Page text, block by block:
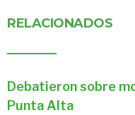
RELACIONADOS
Debatieron sobre
Punta Alta